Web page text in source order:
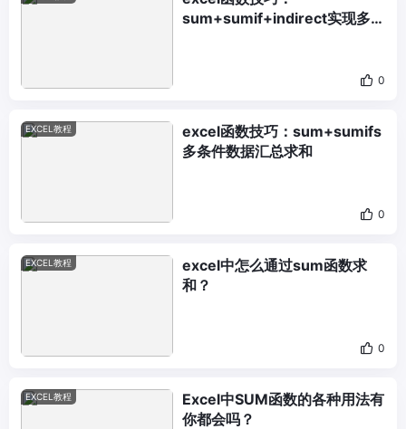
sum+sumif+indirect实现多张
0
EXCEL教程
excel函数技巧：sum+sumifs
多条件数据汇总求和
0
EXCEL教程
excel中怎么通过sum函数求
和？
0
EXCEL教程
Excel中SUM函数的各种用法有
你都会吗？